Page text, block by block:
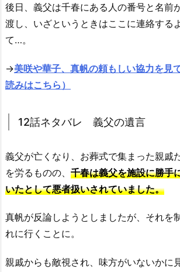
後日、義父は千春にある人の番号と名前
渡し、いざというときはここに連絡する
て…。
→美咲や華子、真帆の頼もしい協力を見
読みはこちら）
12話ネタバレ 義父の遺言
義父が亡くなり、お葬式で集まった親戚
を労るものの、 千春は義父を施設に勝手
いたとして悪者扱いされていました。
真帆が反論しようとしましたが、それを
れに行くことに。
親戚からも敵視され、味方がいないかに